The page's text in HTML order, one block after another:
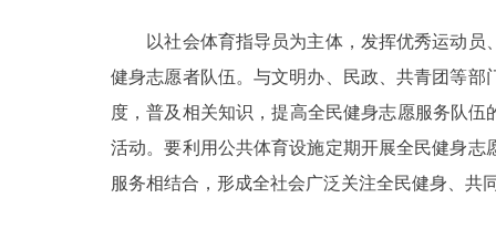
以社会体育指导员为主体，发挥优秀运动员
健身志愿者队伍。与文明办、民政、共青团等
度，普及相关知识，提高全民健身志愿服务队
活动。要利用公共体育设施定期开展全民健身
服务相结合，形成全社会广泛关注全民健身、共